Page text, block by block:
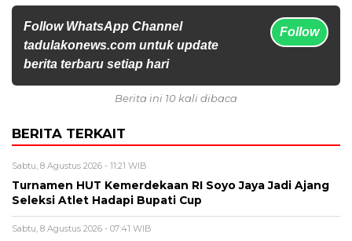
Follow WhatsApp Channel
tadulakonews.com untuk update
berita terbaru setiap hari
Follow
Berita ini 10 kali dibaca
BERITA TERKAIT
Sabtu, 8 Agustus 2026 - 11:21 WIB
Turnamen HUT Kemerdekaan RI Soyo Jaya Jadi Ajang
Seleksi Atlet Hadapi Bupati Cup
Sabtu, 8 Agustus 2026 - 07:41 WIB